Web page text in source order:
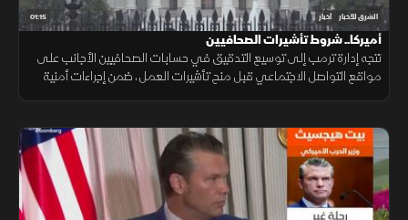
01:15 الشرق للأخبار أخبار
أميركا.. شروط تأشيرات الصحافيين
تتجه إدارة ترمب إلى توسيع التدقيق في حسابات الصحافيين الأجانب على
مواقع التواصل الاجتماعي قبل منح تأشيرات العمل، ضمن إجراءات أمنية